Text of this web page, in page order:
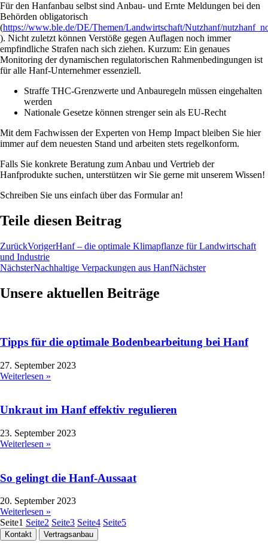
Für den Hanfanbau selbst sind Anbau- und Ernte Meldungen bei den
Behörden obligatorisch
(https://www.ble.de/DE/Themen/Landwirtschaft/Nutzhanf/
). Nicht zuletzt können Verstöße gegen Auflagen noch immer
empfindliche Strafen nach sich ziehen. Kurzum: Ein genaues
Monitoring der dynamischen regulatorischen Rahmenbedingungen ist
für alle Hanf-Unternehmer essenziell.
Straffe THC-Grenzwerte und Anbauregeln müssen eingehalten
werden
Nationale Gesetze können strenger sein als EU-Recht
Mit dem Fachwissen der Experten von Hemp Impact bleiben Sie hier
immer auf dem neuesten Stand und arbeiten stets regelkonform.
Falls Sie konkrete Beratung zum Anbau und Vertrieb der
Hanfprodukte suchen, unterstützen wir Sie gerne mit unserem Wissen!
Schreiben Sie uns einfach über das Formular an!
Teile diesen Beitrag
ZurückVorigerHanf – die optimale Klimapflanze für Landwirtschaft
und Industrie
NächsterNachhaltige Verpackungen aus HanfNächster
Unsere aktuellen Beiträge
Tipps für die optimale Bodenbearbeitung bei Hanf
27. September 2023
Weiterlesen »
Unkraut im Hanf effektiv regulieren
23. September 2023
Weiterlesen »
So gelingt die Hanf-Aussaat
20. September 2023
Weiterlesen »
Seite1 Seite2 Seite3 Seite4 Seite5
Kontakt Vertragsanbau